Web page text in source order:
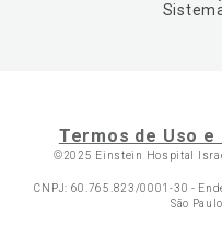
Termos de Uso
©2025 Einstein Hospital
CNPJ: 60.765.823/0001-30 -
São